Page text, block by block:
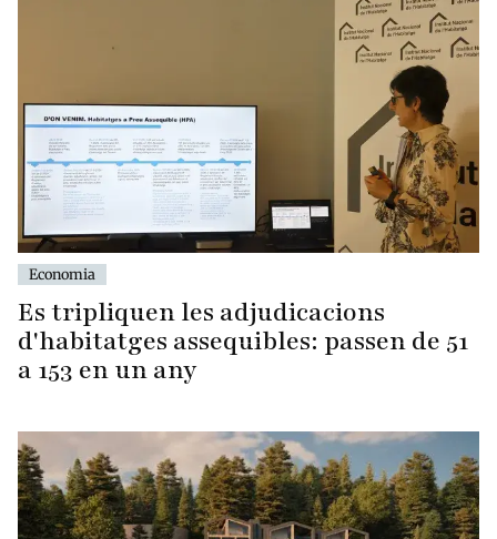
Economia
Es tripliquen les adjudicacions
d'habitatges assequibles: passen de 51
a 153 en un any